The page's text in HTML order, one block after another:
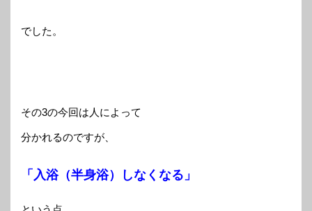
でした。
その3の今回は人によって
分かれるのですが、
「入浴（半身浴）しなくなる」